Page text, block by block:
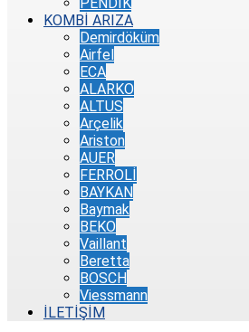
KOMBİ ARIZA
Demirdöküm
Airfel
ECA
ALARKO
ALTUS
Arçelik
Ariston
AUER
FERROLİ
BAYKAN
Baymak
BEKO
Vaillant
Beretta
BOSCH
Viessmann
İLETİŞİM